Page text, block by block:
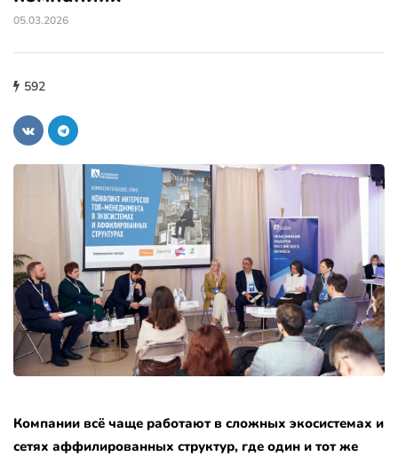
05.03.2026
592
Компании всё чаще работают в сложных экосистемах и
сетях аффилированных структур, где один и тот же